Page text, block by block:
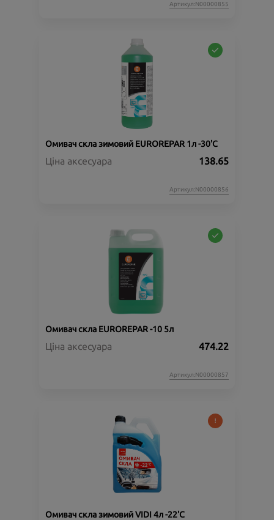
Артикул:N00000855
Омивач скла зимовий EUROREPAR 1л -30'C
Ціна аксесуара 138.65
Артикул:N00000856
Омивач скла EUROREPAR -10 5л
Ціна аксесуара 474.22
Артикул:N00000857
Омивач скла зимовий VIDI 4л -22'C